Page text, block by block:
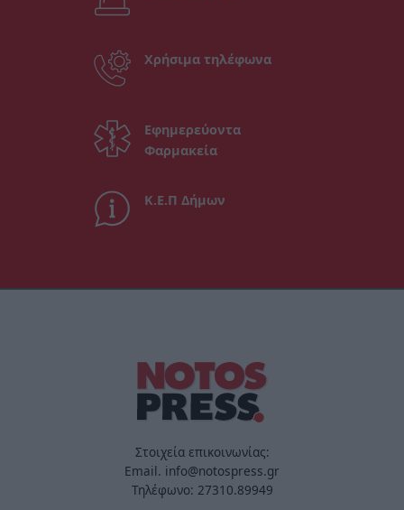
Χρήσιμα τηλέφωνα
Εφημερεύοντα
Φαρμακεία
Κ.Ε.Π Δήμων
Στοιχεία επικοινωνίας:
Email. info@notospress.gr
Τηλέφωνο: 27310.89949